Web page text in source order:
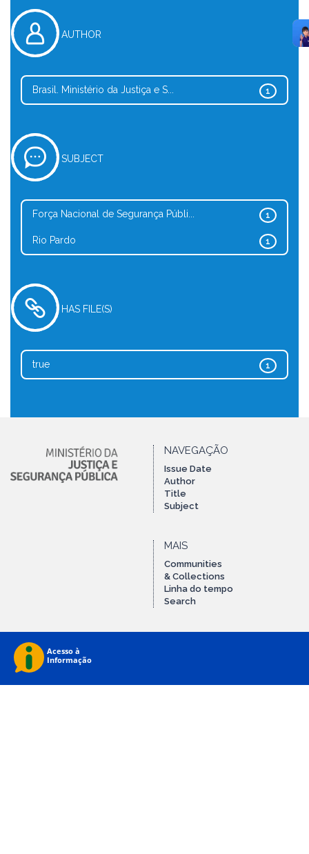
AUTHOR
1
Brasil. Ministério da Justiça e S...
SUBJECT
1
Força Nacional de Segurança Públi...
1
Rio Pardo
HAS FILE(S)
1
true
NAVEGAÇÃO
Issue Date
Author
Title
Subject
MAIS
Communities
& Collections
Linha do tempo
Search